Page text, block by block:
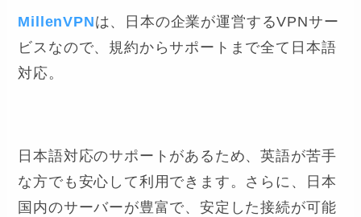
MillenVPNは、日本の企業が運営するVPNサー
ビスなので、規約からサポートまで全て日本語
対応。
日本語対応のサポートがあるため、英語が苦手
な方でも安心して利用できます。さらに、日本
国内のサーバーが豊富で、安定した接続が可能